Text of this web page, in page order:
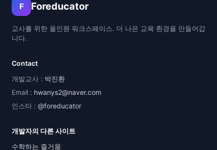
F Foreducator
교사를 위한 올인원 워크스페이스. 더 나은 교육 환경을 만들어갑
니다.
Contact
개발교사 : 박진환
Email : hwanys2@naver.com
인스타 : @foreducator
개발자의 다른 사이트
수학하는 즐거움